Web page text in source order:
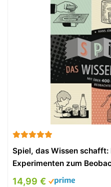
Spiel, das Wissen
Experimenten zum
14,99 €